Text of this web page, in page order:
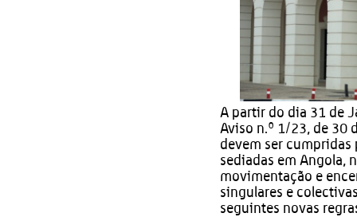
A partir do dia 31 de
Aviso n.º 1/23, de 30
devem ser cumpridas
sediadas em Angola,
movimentação e
singulares e
seguintes novas